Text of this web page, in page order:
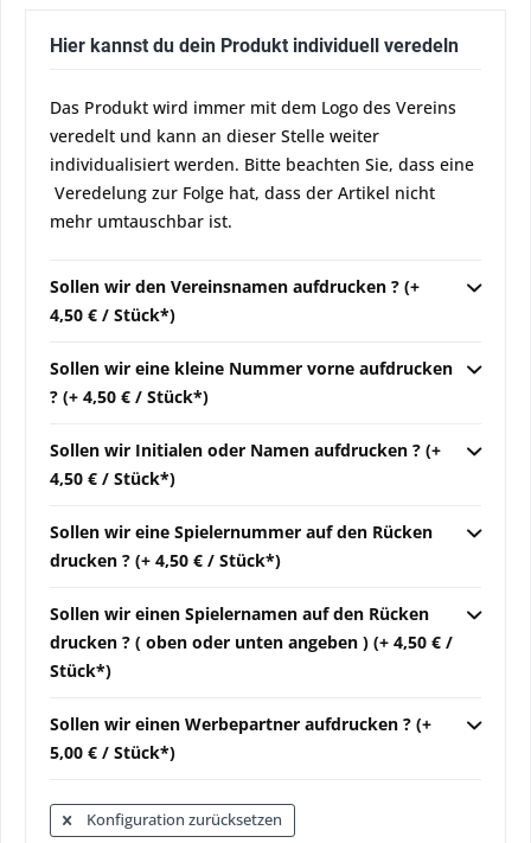
Hier kannst du dein Produkt individuell veredeln
Das Produkt wird immer mit dem Logo des Vereins
veredelt und kann an dieser Stelle weiter
individualisiert werden. Bitte beachten Sie, dass eine
Veredelung zur Folge hat, dass der Artikel nicht
mehr umtauschbar ist.
Sollen wir den Vereinsnamen aufdrucken ? (+
4,50 € / Stück*)
Sollen wir eine kleine Nummer vorne aufdrucken
? (+ 4,50 € / Stück*)
Sollen wir Initialen oder Namen aufdrucken ? (+
4,50 € / Stück*)
Sollen wir eine Spielernummer auf den Rücken
drucken ? (+ 4,50 € / Stück*)
Sollen wir einen Spielernamen auf den Rücken
drucken ? ( oben oder unten angeben ) (+ 4,50 € /
Stück*)
Sollen wir einen Werbepartner aufdrucken ? (+
5,00 € / Stück*)
Konfiguration zurücksetzen